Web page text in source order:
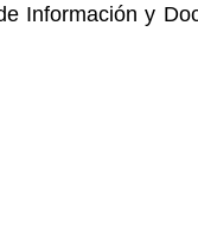
Información y